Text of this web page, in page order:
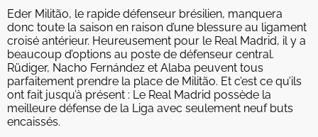
Eder Militão, le rapide défenseur brésilien, manquera
donc toute la saison en raison d’une blessure au ligament
croisé antérieur. Heureusement pour le Real Madrid, il y a
beaucoup d’options au poste de défenseur central.
Rüdiger, Nacho Fernández et Alaba peuvent tous
parfaitement prendre la place de Militão. Et c’est ce qu’ils
ont fait jusqu’à présent : Le Real Madrid possède la
meilleure défense de la Liga avec seulement neuf buts
encaissés.